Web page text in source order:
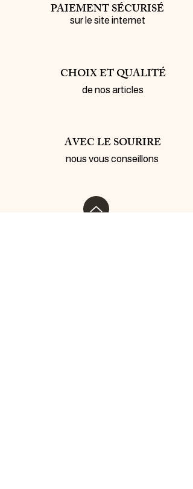
PAIEMENT SÉCURISÉ
sur le site internet
CHOIX ET QUALITÉ
de nos articles
AVEC LE SOURIRE
nous vous conseillons